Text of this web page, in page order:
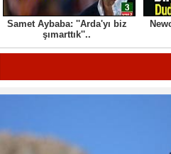
Samet Aybaba: ''Arda'yı biz
şımarttık''..